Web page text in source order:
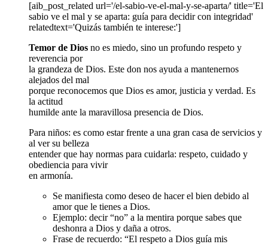
[aib_post_related url='/el-sabio-ve-el-mal-y-se-aparta/' title='El
sabio ve el mal y se aparta: guía para decidir con integridad'
relatedtext='Quizás también te interese:']
Temor de Dios no es miedo, sino un profundo respeto y
reverencia por
la grandeza de Dios. Este don nos ayuda a mantenernos
alejados del mal
porque reconocemos que Dios es amor, justicia y verdad. Es
la actitud
humilde ante la maravillosa presencia de Dios.
Para niños: es como estar frente a una gran casa de servicios y
al ver su belleza
entender que hay normas para cuidarla: respeto, cuidado y
obediencia para vivir
en armonía.
Se manifiesta como deseo de hacer el bien debido al
amor que le tienes a Dios.
Ejemplo: decir “no” a la mentira porque sabes que
deshonra a Dios y daña a otros.
Frase de recuerdo: “El respeto a Dios guía mis